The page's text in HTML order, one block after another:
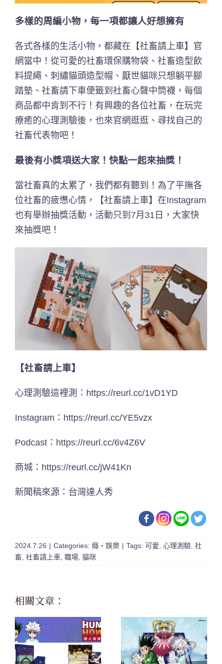
多樣的周編小物，每一項都讓人好想擁有
各式各樣的生活小物，都藏在【社畜請上車】官
網當中！從可愛的社畜環保購物袋、社畜造型飲
料提繩、刺繡貓頭造型帽、厭世貓咪只想躺平腳
踏墊、社畜請下車便籤到社畜心聲中筒襪，每個
商品都中肯到不行！有興趣的各位社畜，在玩完
療癒的心理測驗後，也來官網逛逛、尋找自己的
社畜代表物吧！
最後有小獎項送大家！快點一起來抽獎！
當社畜真的太累了，我們都有聽到！為了平撫各
位社畜的疲憊心情，【社畜請上車】在Instagram
也有舉辦抽獎活動，活動只到7月31日，大家快
來抽獎吧！
【社畜請上車】
心理測驗這裡測： https://reurl.cc/1vD1YD
Instagram： https://reurl.cc/YE5vzx
Podcast： https://reurl.cc/6v4Z6V
商城： https://reurl.cc/jW41Kn
新聞稿來源：台灣達人秀
2024.7.26 | Categories: 癮・娛樂 | Tags: 可愛 心理測驗 社
畜 社畜請上車 職場 貓咪
相關文章：